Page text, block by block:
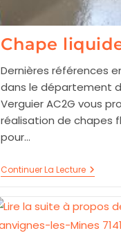
Chape
Dernières références
dans le département
Verguier AC2G vous
réalisation de chapes
pour…
Continuer La LectureChape
Liquide
Epinac
71360